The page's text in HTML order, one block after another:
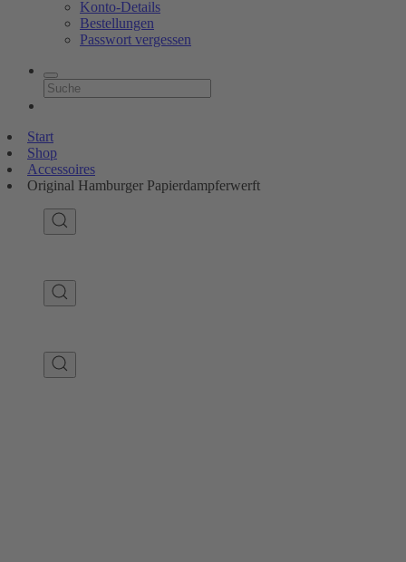
Konto-Details
Bestellungen
Passwort vergessen
Start
Shop
Accessoires
Original Hamburger Papierdampferwerft